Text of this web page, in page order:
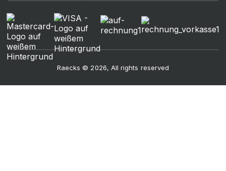
Raecks © 2026, All rights reserved